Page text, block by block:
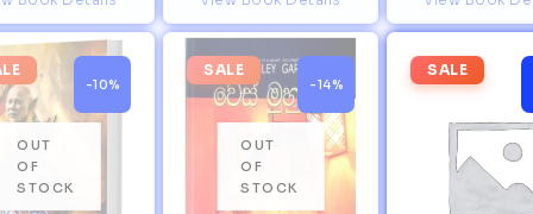
-10%
SALE
-14%
SALE